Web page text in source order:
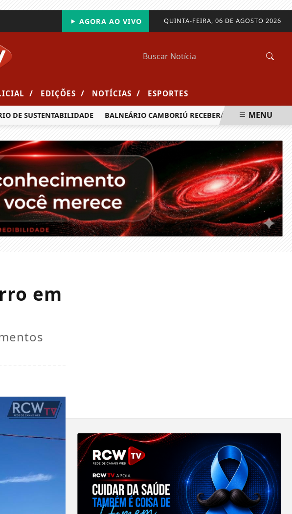
QUINTA-FEIRA, 06 DE AGOSTO 2026
AGORA AO VIVO
/ EDIÇÕES / NOTÍCIAS / ESPORTES
SUSTENTABILIDADE BALNEÁRIO CAMBORIÚ RECEBERÁ MAIS DE 120MENU
em